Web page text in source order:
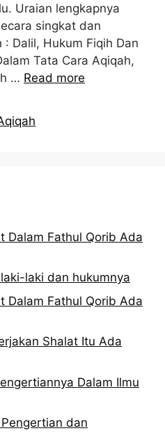
Uraian lengkapnya
singkat dan
Dalil, Hukum Fiqih Dan
Tata Cara Aqiqah,
… Read more
Dalam Fathul Qorib Ada
laki dan hukumnya
Dalam Fathul Qorib Ada
Shalat Itu Ada
Dalam Ilmu
dan